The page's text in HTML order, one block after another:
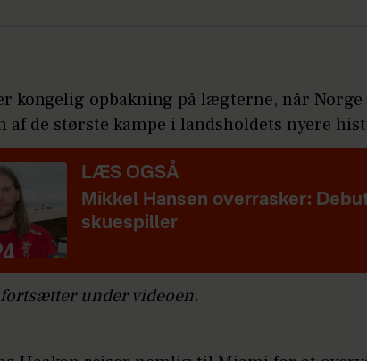
kongelig opbakning på lægterne, når
af de største kampe i landsholdets nyere
LÆS OGSÅ
Mikkel Hansen overrasker:
skuespiller
under videoen.